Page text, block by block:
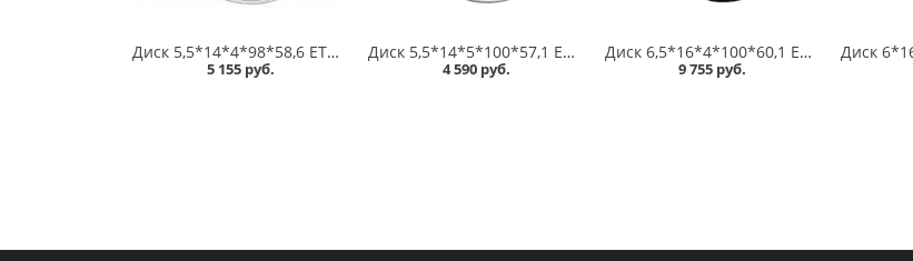
Диск 5,5*14*4*98*58,6 ET35 Alcasta M32 S /серебристый/ в Омске
5 155 руб.
Диск 5,5*14*5*100*57,1 ET38 Скад Магнум Селена в Омске
4 590 руб.
Диск 6,5*16*4*100*60,1 ET50 NZ F-30 SF /серебристый полированный/ в Омске
9 755 руб.